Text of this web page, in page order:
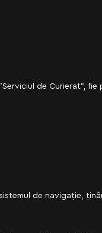
de Curierat", fie
de navigație,